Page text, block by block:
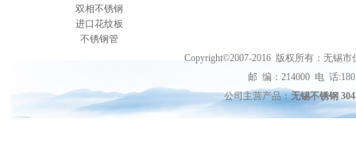
双相不锈钢
进口花纹板
不锈钢管
Copyright©2007-2016 版权所有：无锡
邮 编：214000 电 话
公司主营产品：无锡不锈钢